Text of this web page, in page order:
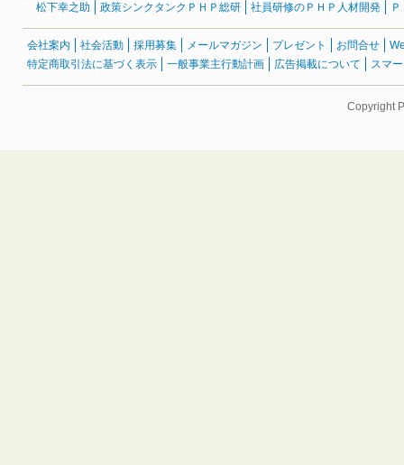
松下幸之助
政策シンクタンクＰＨＰ総研 社員研修のＰＨＰ人材開発
会社案内 社会活動 採用募集 メールマガジン プレゼント お問合せ
特定商取引法に基づく表示
一般事業主行動計画 広告掲載について スマ
Copyright